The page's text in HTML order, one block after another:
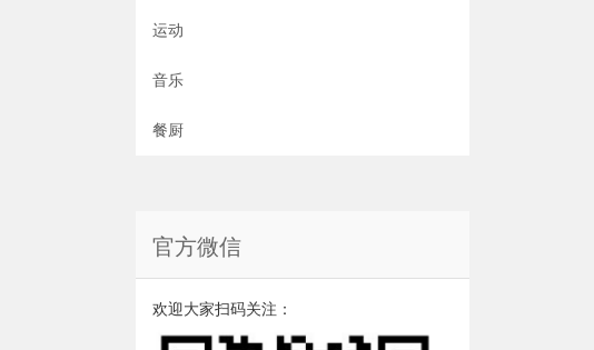
运动
音乐
餐厨
官方微信
欢迎大家扫码关注：